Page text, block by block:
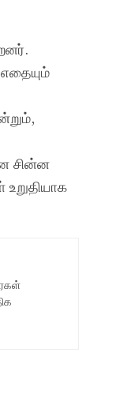
சின்ன